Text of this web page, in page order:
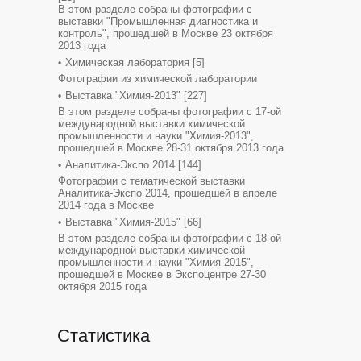
В этом разделе собраны фотографии с
выставки "Промышленная диагностика и
контроль", прошедшей в Москве 23 октября
2013 года
Химическая лаборатория [5]
Фотографии из химической лаборатории
Выставка "Химия-2013" [227]
В этом разделе собраны фотографии с 17-ой
международной выставки химической
промышленности и науки "Химия-2013",
прошедшей в Москве 28-31 октября 2013 года
Аналитика-Экспо 2014 [144]
Фотографии с тематической выставки
Аналитика-Экспо 2014, прошедшей в апреле
2014 года в Москве
Выставка "Химия-2015" [66]
В этом разделе собраны фотографии с 18-ой
международной выставки химической
промышленности и науки "Химия-2015",
прошедшей в Москве в Экспоцентре 27-30
октября 2015 года
Статистика